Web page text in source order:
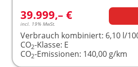
39.999,– €
incl. 19% MwSt.
Verbrauch kombiniert: 6,10 l/
CO2-Klasse: E
CO2-Emissionen: 140,00 g/km